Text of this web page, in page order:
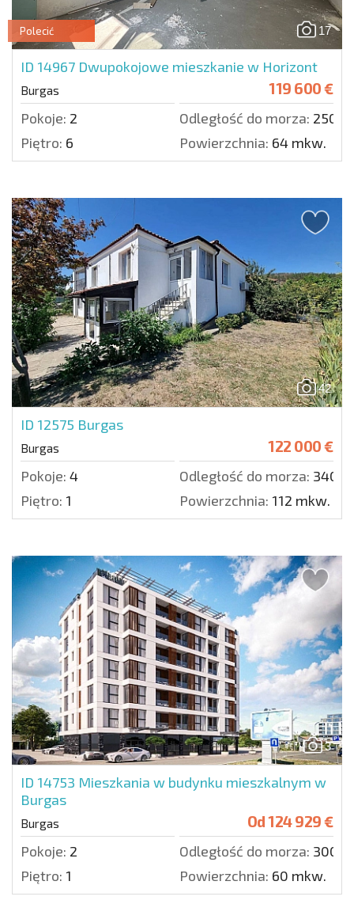
17
Polecić
ID 14967 Dwupokojowe mieszkanie w Horizont
Burgas 119 600 €
Pokoje: 2 Odległość do morza: 2500
Piętro: 6 Powierzchnia: 64 mkw.
42
ID 12575 Burgas
Burgas 122 000 €
Pokoje: 4 Odległość do morza:
Piętro: 1 Powierzchnia: 112 mkw.
3
ID 14753 Mieszkania w budynku mieszkalnym w
Burgas
Burgas Od124 929 €
Pokoje: 2 Odległość do morza: 3000
Piętro: 1 Powierzchnia: 60 mkw.